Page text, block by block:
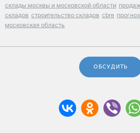
склады москвы и московской области
складов строительство складов cbre
московская область
ОБСУДИТЬ